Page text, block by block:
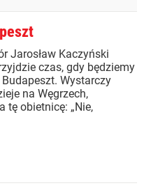
Jarosław Kaczyński
czas, gdy będziemy
Wystarczy
na Węgrzech,
tę obietnicę: „Nie,